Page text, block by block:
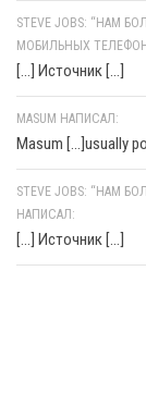
STEVE JOBS: “НАМ
МОБИЛЬНЫХ
[…] Источник […]
MASUM НАПИСАЛ:
Masum [...]usually
STEVE JOBS: “НАМ
НАПИСАЛ:
[…] Источник […]